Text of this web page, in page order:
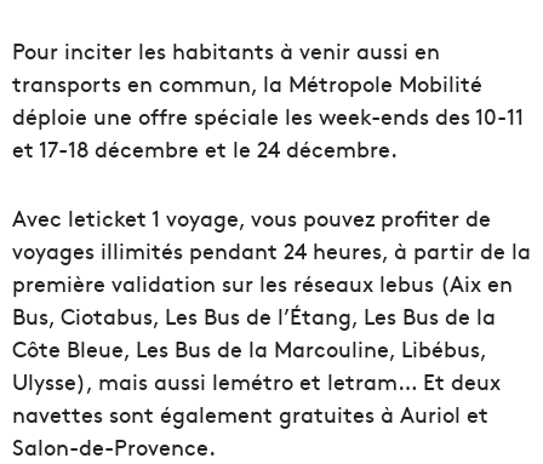
Pour inciter les habitants à venir aussi en
transports en commun, la Métropole Mobilité
déploie une offre spéciale les week-ends des 10-11
et 17-18 décembre et le 24 décembre.
Avec leticket 1 voyage, vous pouvez profiter de
voyages illimités pendant 24 heures, à partir de la
première validation sur les réseaux lebus (Aix en
Bus, Ciotabus, Les Bus de l’Étang, Les Bus de la
Côte Bleue, Les Bus de la Marcouline, Libébus,
Ulysse), mais aussi lemétro et letram… Et deux
navettes sont également gratuites à Auriol et
Salon-de-Provence.